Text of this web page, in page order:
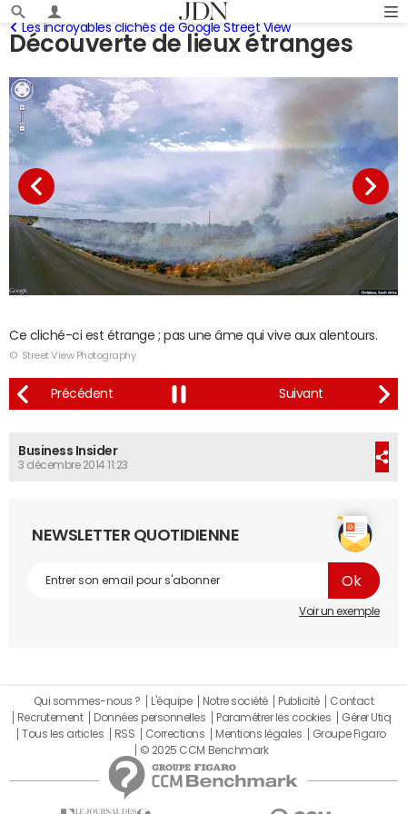
Découverte de lieux étranges
Les incroyables clichés de Google Street View
Ce cliché-ci est étrange ; pas une âme qui vive aux alentours.
© Street View Photography
Business Insider
3 décembre 2014 11:23
NEWSLETTER QUOTIDIENNE
Voir un exemple
Qui sommes-nous ? L'équipe Notre société Publicité
Contact
Recrutement
Données personnelles Paramétrer les cookies
Gérer Utiq
Tous les articles
RSS Corrections Mentions légales
Groupe Figaro
© 2025 CCM Benchmark